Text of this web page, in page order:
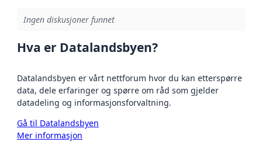
Ingen diskusjoner funnet
Hva er Datalandsbyen?
Datalandsbyen er vårt nettforum hvor du kan etterspørre
data, dele erfaringer og spørre om råd som gjelder
datadeling og informasjonsforvaltning.
Gå til Datalandsbyen
Mer informasjon